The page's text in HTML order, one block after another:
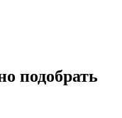
подобрать